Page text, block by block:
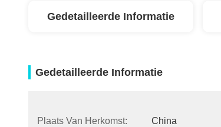
Gedetailleerde Informatie
Gedetailleerde Informatie
Plaats Van Herkomst: China